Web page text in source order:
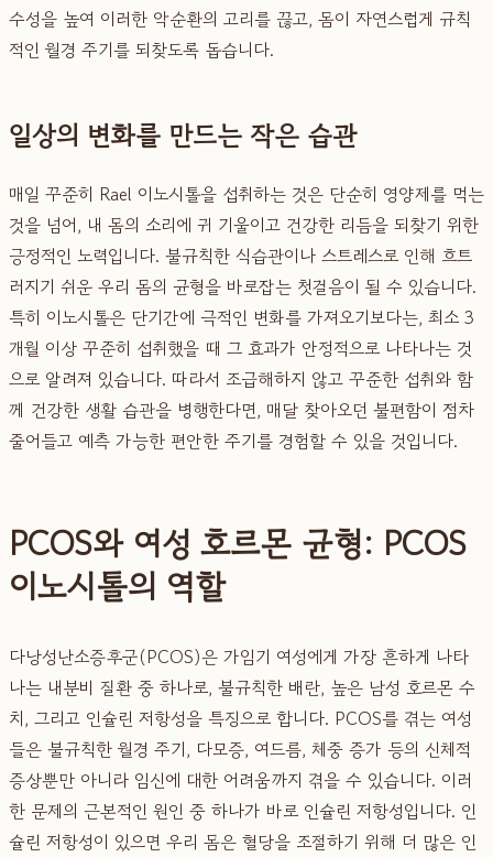
수성을 높여 이러한 악순환의 고리를 끊고, 몸이 자연스럽게 규칙
적인 월경 주기를 되찾도록 돕습니다.
일상의 변화를 만드는 작은 습관
매일 꾸준히 Rael 이노시톨을 섭취하는 것은 단순히 영양제를 먹는
것을 넘어, 내 몸의 소리에 귀 기울이고 건강한 리듬을 되찾기 위한
긍정적인 노력입니다. 불규칙한 식습관이나 스트레스로 인해 흐트
러지기 쉬운 우리 몸의 균형을 바로잡는 첫걸음이 될 수 있습니다.
특히 이노시톨은 단기간에 극적인 변화를 가져오기보다는, 최소 3
개월 이상 꾸준히 섭취했을 때 그 효과가 안정적으로 나타나는 것
으로 알려져 있습니다. 따라서 조급해하지 않고 꾸준한 섭취와 함
께 건강한 생활 습관을 병행한다면, 매달 찾아오던 불편함이 점차
줄어들고 예측 가능한 편안한 주기를 경험할 수 있을 것입니다.
PCOS와 여성 호르몬 균형: PCOS
이노시톨의 역할
다낭성난소증후군(PCOS)은 가임기 여성에게 가장 흔하게 나타
나는 내분비 질환 중 하나로, 불규칙한 배란, 높은 남성 호르몬 수
치, 그리고 인슐린 저항성을 특징으로 합니다. PCOS를 겪는 여성
들은 불규칙한 월경 주기, 다모증, 여드름, 체중 증가 등의 신체적
증상뿐만 아니라 임신에 대한 어려움까지 겪을 수 있습니다. 이러
한 문제의 근본적인 원인 중 하나가 바로 인슐린 저항성입니다. 인
슐린 저항성이 있으면 우리 몸은 혈당을 조절하기 위해 더 많은 인